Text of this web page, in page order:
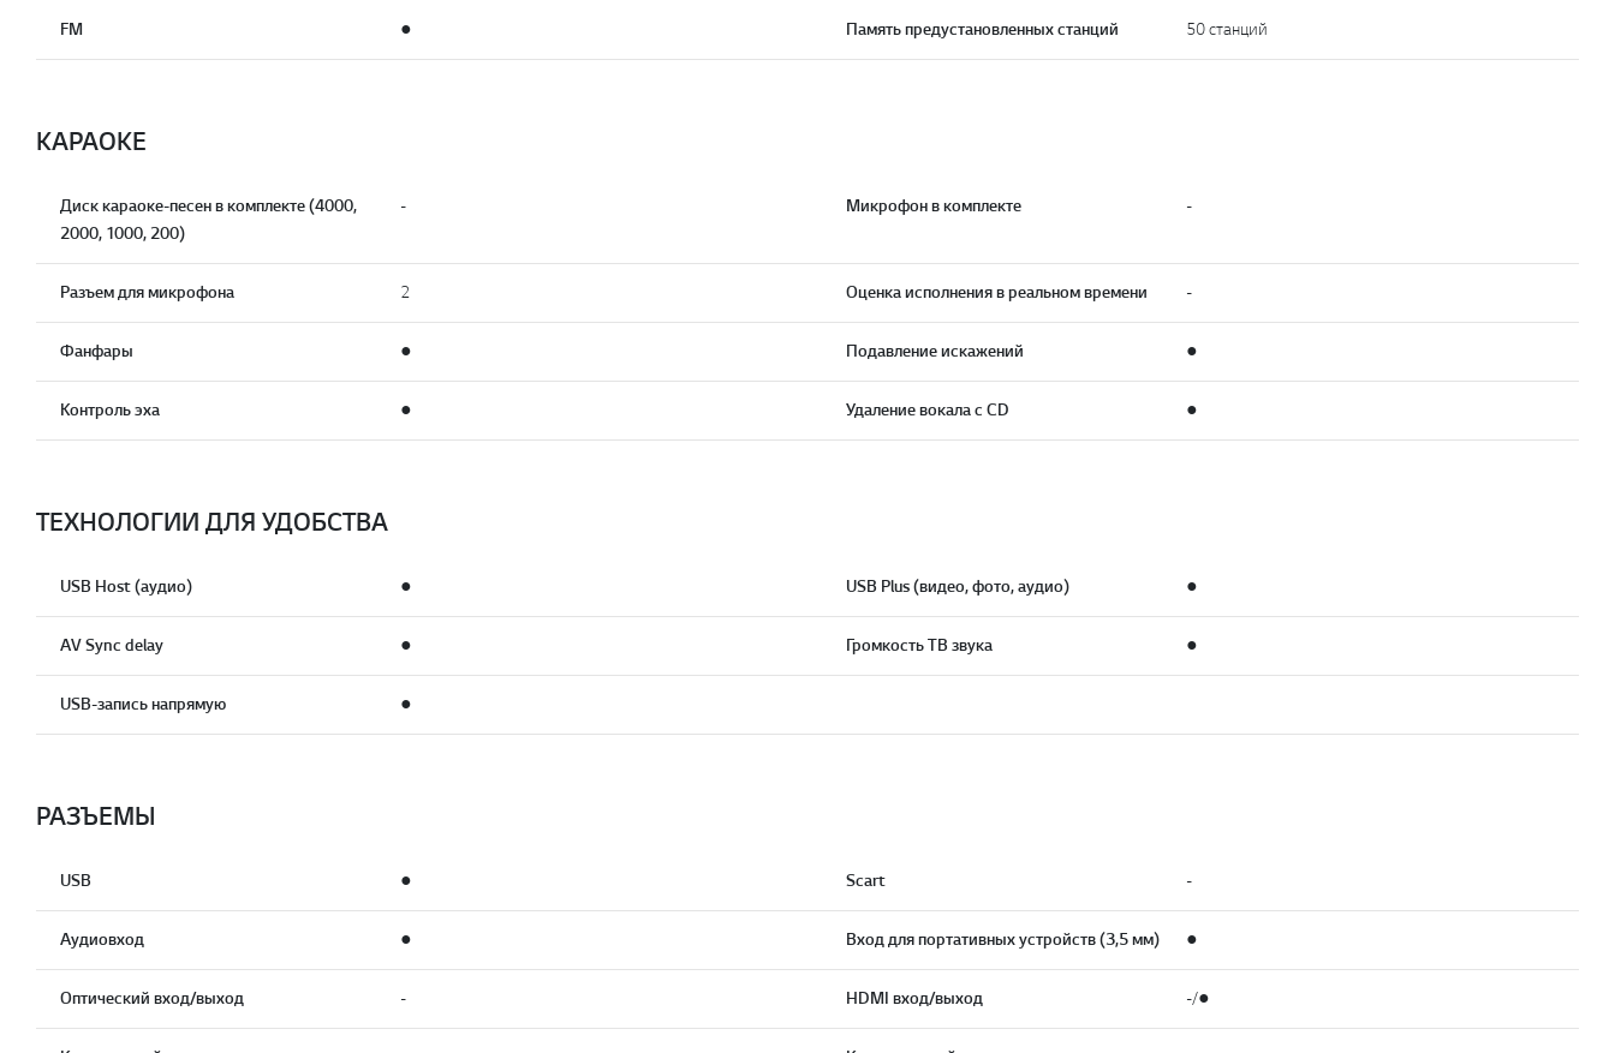
FM ● Память предустановленных станций 50 станций
КАРАОКЕ
Диск караоке-песен в комплекте (4000,
2000, 1000, 200)
- Микрофон в комплекте -
Разъем для микрофона 2 Оценка исполнения в реальном времени -
Фанфары ● Подавление искажений ●
Контроль эха ● Удаление вокала с CD ●
ТЕХНОЛОГИИ ДЛЯ УДОБСТВА
USB Host (аудио) ● USB Plus (видео, фото, аудио) ●
AV Sync delay ● Громкость ТВ звука ●
USB-запись напрямую ●
РАЗЪЕМЫ
USB ● Scart -
Аудиовход ● Вход для портативных устройств (3,5 мм) ●
Оптический вход/выход - HDMI вход/выход -/●